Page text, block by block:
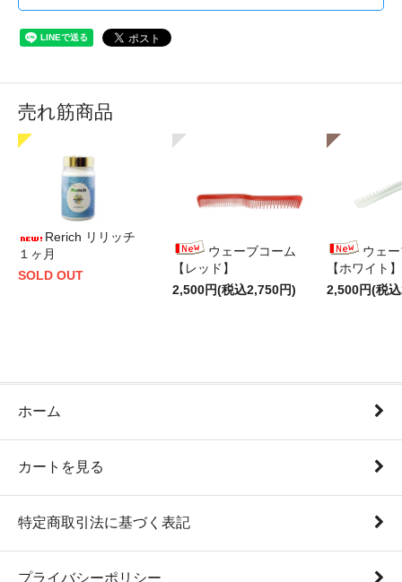
売れ筋商品
Rerich リリッチ
１ヶ月
SOLD OUT
ウェーブコーム
【レッド】
2,500円(税込2,750円)
ウェ
【ホワイト】
2,500円(税
ホーム
カートを見る
特定商取引法に基づく表記
プライバシーポリシー